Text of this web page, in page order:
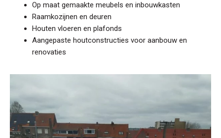
Op maat gemaakte meubels en inbouwkasten
Raamkozijnen en deuren
Houten vloeren en plafonds
Aangepaste houtconstructies voor aanbouw en
renovaties